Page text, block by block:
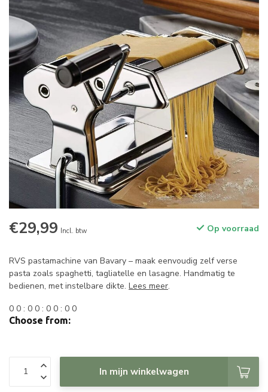
€29,99 Incl. btw Op voorraad
RVS pastamachine van Bavary – maak eenvoudig zelf verse
pasta zoals spaghetti, tagliatelle en lasagne. Handmatig te
bedienen, met instelbare dikte. Lees meer.
0 0 : 0 0 : 0 0 : 0 0
Choose from:
In mijn winkelwagen